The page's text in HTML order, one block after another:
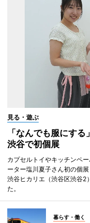
見る・遊ぶ
「なんでも服にす
渋谷で初個展
カプセルトイやキッチンペ
ーター塩川夏子さん初の個
渋谷ヒカリエ（渋谷区渋谷2
た。
暮らす・働く